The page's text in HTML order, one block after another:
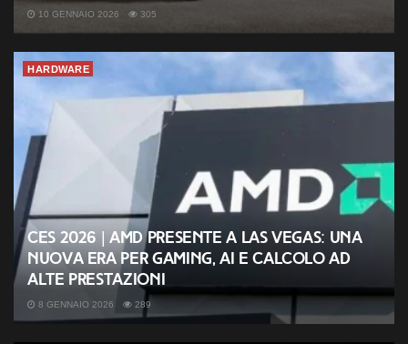
10 GENNAIO 2026 305
HARDWARE
CES 2026 | AMD presente a Las Vegas: una
nuova era per gaming, AI e calcolo ad
alte prestazioni
8 GENNAIO 2026 289